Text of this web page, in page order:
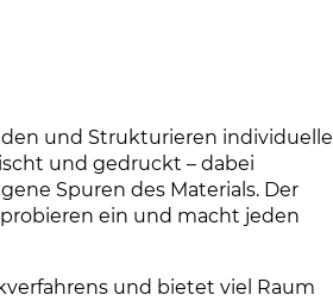
und Strukturieren individuelle
und gedruckt – dabei
Spuren des Materials. Der
ein und macht jeden
und bietet viel Raum